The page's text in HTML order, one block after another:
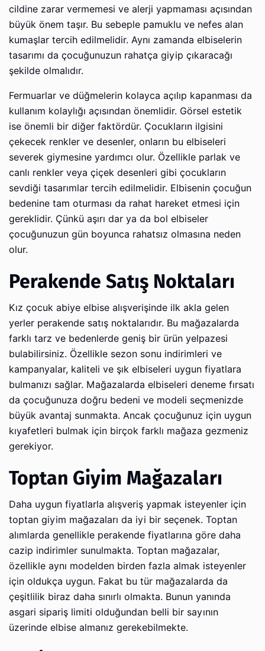
cildine zarar vermemesi ve alerji yapmaması açısından
büyük önem taşır. Bu sebeple pamuklu ve nefes alan
kumaşlar tercih edilmelidir. Aynı zamanda elbiselerin
tasarımı da çocuğunuzun rahatça giyip çıkaracağı
şekilde olmalıdır.
Fermuarlar ve düğmelerin kolayca açılıp kapanması da
kullanım kolaylığı açısından önemlidir. Görsel estetik
ise önemli bir diğer faktördür. Çocukların ilgisini
çekecek renkler ve desenler, onların bu elbiseleri
severek giymesine yardımcı olur. Özellikle parlak ve
canlı renkler veya çiçek desenleri gibi çocukların
sevdiği tasarımlar tercih edilmelidir. Elbisenin çocuğun
bedenine tam oturması da rahat hareket etmesi için
gereklidir. Çünkü aşırı dar ya da bol elbiseler
çocuğunuzun gün boyunca rahatsız olmasına neden
olur.
Perakende Satış Noktaları
Kız çocuk abiye elbise alışverişinde ilk akla gelen
yerler perakende satış noktalarıdır. Bu mağazalarda
farklı tarz ve bedenlerde geniş bir ürün yelpazesi
bulabilirsiniz. Özellikle sezon sonu indirimleri ve
kampanyalar, kaliteli ve şık elbiseleri uygun fiyatlara
bulmanızı sağlar. Mağazalarda elbiseleri deneme fırsatı
da çocuğunuza doğru bedeni ve modeli seçmenizde
büyük avantaj sunmakta. Ancak çocuğunuz için uygun
kıyafetleri bulmak için birçok farklı mağaza gezmeniz
gerekiyor.
Toptan Giyim Mağazaları
Daha uygun fiyatlarla alışveriş yapmak isteyenler için
toptan giyim mağazaları da iyi bir seçenek. Toptan
alımlarda genellikle perakende fiyatlarına göre daha
cazip indirimler sunulmakta. Toptan mağazalar,
özellikle aynı modelden birden fazla almak isteyenler
için oldukça uygun. Fakat bu tür mağazalarda da
çeşitlilik biraz daha sınırlı olmakta. Bunun yanında
asgari sipariş limiti olduğundan belli bir sayının
üzerinde elbise almanız gerekebilmekte.